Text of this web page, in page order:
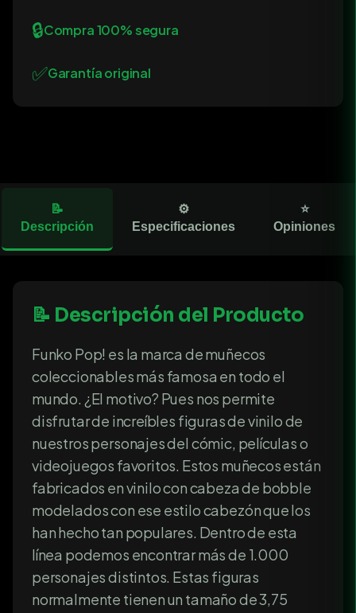
🔒Compra 100% segura
✅Garantía original
📝
Descripción
⚙️
Especificaciones
⭐
Opiniones
📝 Descripción del Producto
Funko Pop! es la marca de muñecos
coleccionables más famosa en todo el
mundo. ¿El motivo? Pues nos permite
disfrutar de increíbles figuras de vinilo de
nuestros personajes del cómic, películas o
videojuegos favoritos. Estos muñecos están
fabricados en vinilo con cabeza de bobble
modelados con ese estilo cabezón que los
han hecho tan populares. Dentro de esta
línea podemos encontrar más de 1.000
personajes distintos. Estas figuras
normalmente tienen un tamaño de 3,75